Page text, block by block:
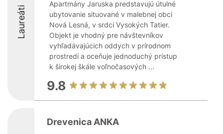
Laureáti
Apartmány Jaruska predstavujú útulné
ubytovanie situované v malebnej obci
Nová Lesná, v srdci Vysokých Tatier.
Objekt je vhodný pre návštevníkov
vyhľadávajúcich oddych v prírodnom
prostredí a oceňuje jednoduchý prístup
k širokej škále voľnočasových ...
9.8
Drevenica ANKA